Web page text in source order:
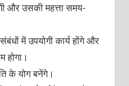
और उसकी महत्ता समय-
में उपयोगी कार्य होंगे और
होगा।
के योग बनेंगे।